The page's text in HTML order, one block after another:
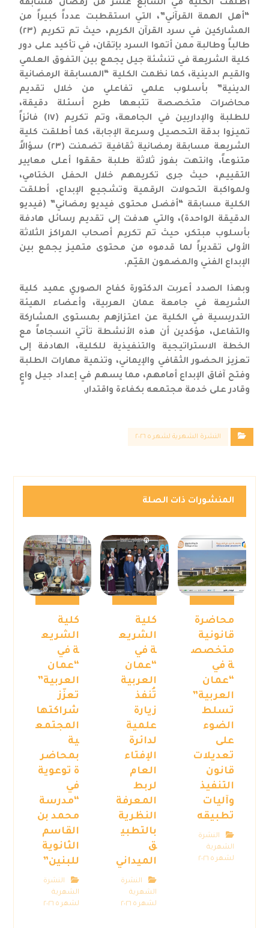
أطلقت الكلية في السابع عشر من رمضان مسابقة
“أهل الهمة القرآني”، التي استقطبت عدداً كبيراً من
المشاركين في سرد القرآن الكريم، حيث تم تكريم (٢٣)
طالباً وطالبة ممن أتموا السرد بإتقان، في تأكيد على دور
كلية الشريعة في تنشئة جيل يجمع بين التفوق العلمي
والقيم الدينية، كما نظمت الكلية “المسابقة الرمضانية
الدينية” بأسلوب علمي تفاعلي من خلال تقديم
محاضرات متخصصة تتبعها طرح أسئلة دقيقة،
للطلبة والإداريين في الجامعة، وتم تكريم (١٧) فائزاً
تميزوا بدقة التحصيل وسرعة الإجابة، كما أطلقت كلية
الشريعة مسابقة رمضانية ثقافية تضمنت (٢٣) سؤالاً
متنوعاً، وانتهت بفوز ثلاثة طلبة حققوا أعلى معايير
التقييم، حيث جرى تكريمهم خلال الحفل الختامي،
ولمواكبة التحولات الرقمية وتشجيع الإبداع، أطلقت
الكلية مسابقة “أفضل محتوى فيديو رمضاني” (فيديو
الدقيقة الواحدة)، والتي هدفت إلى تقديم رسائل هادفة
بأسلوب مبتكر، حيث تم تكريم أصحاب المراكز الثلاثة
الأولى تقديراً لما قدموه من محتوى متميز يجمع بين
الإبداع الفني والمضمون القيّم.
وبهذا الصدد أعربت الدكتورة كفاح الصوري عميد كلية
الشريعة في جامعة عمان العربية، وأعضاء الهيئة
التدريسية في الكلية عن اعتزازهم بمستوى المشاركة
والتفاعل، مؤكدين أن هذه الأنشطة تأتي انسجاماً مع
الخطة الاستراتيجية والتنفيذية للكلية، الهادفة إلى
تعزيز الحضور الثقافي والإيماني، وتنمية مهارات الطلبة
وفتح آفاق الإبداع أمامهم، مما يسهم في إعداد جيل واعٍ
وقادر على خدمة مجتمعه بكفاءة واقتدار.
النشرة الشهرية لشهر ٥ ٢٠٢٦
المنشورات ذات الصلة
محاضرة
قانونية
متخصص
ة في
“عمان
العربية”
تسلط
الضوء
على
تعديلات
قانون
التنفيذ
وآليات
تطبيقه
النشرة
الشهرية
لشهر ٥ ٢٠٢٦
كلية
الشريع
ة في
“عمان
العربية
تُنفذ
زيارة
علمية
لدائرة
الإفتاء
العام
لربط
المعرفة
النظرية
بالتطبي
ق
الميداني
النشرة
الشهرية
لشهر ٥ ٢٠٢٦
كلية
الشريع
ة في
“عمان
العربية”
تعزّز
شراكتها
المجتمع
ية
بمحاضر
ة توعوية
في
“مدرسة
محمد بن
القاسم
الثانوية
للبنين”
النشرة
الشهرية
لشهر ٥ ٢٠٢٦